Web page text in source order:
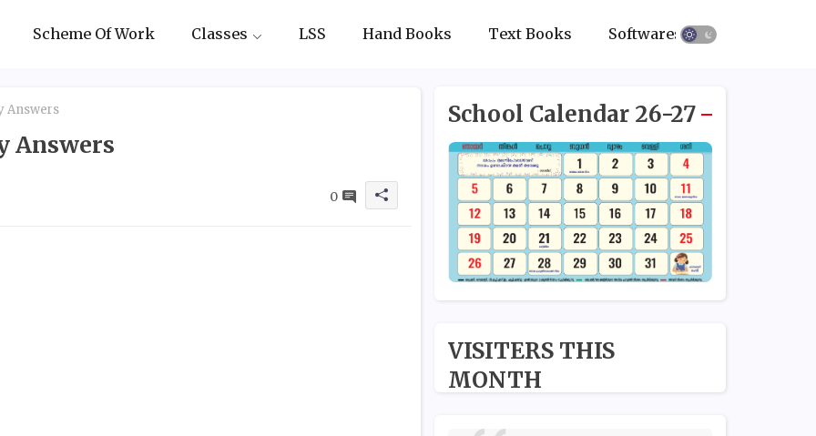
Scheme Of Work Classes LSS Hand Books Text Books Softwares
Answers
Answers
0
School Calendar 26-27
VISITERS THIS
MONTH